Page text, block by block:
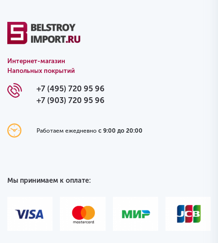
Интернет-магазин
Напольных покрытий
+7 (495) 720 95 96
+7 (903) 720 95 96
Работаем ежедневно с 9:00 до 20:00
Мы принимаем к оплате: